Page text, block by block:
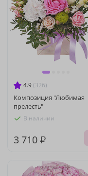
4.9 (326)
Композиция "Любимая
прелесть"
В наличии
3 710 ₽